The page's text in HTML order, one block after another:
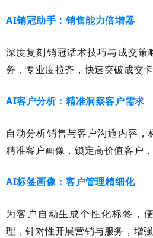
AI销冠助手：销售能力倍增器
深度复刻销冠话术技巧与成交策
务，专业度拉齐，快速突破成交
AI客户分析：精准洞察客户需求
自动分析销售与客户沟通内容
精准客户画像，锁定高价值客户
AI标签画像：客户管理精细化
为客户自动生成个性化标签，
理，针对性开展营销与服务，增